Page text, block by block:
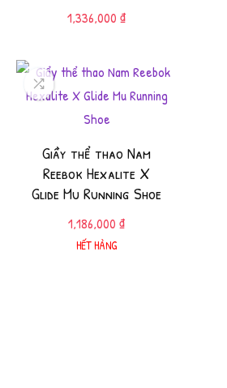
1,336,000₫
Giầy thể thao Nam
Reebok Hexalite X
Glide Mu Running Shoe
1,186,000₫
HẾT HÀNG